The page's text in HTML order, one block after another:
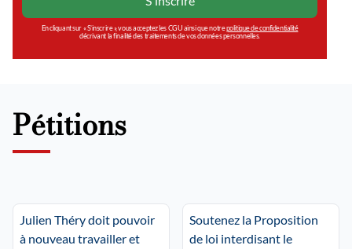
En cliquant sur « S’inscrire », vous acceptez les CGU ainsi que notrepolitique de confidentialité
décrivant la finalité des traitements de vos données personnelles.
Pétitions
Julien Théry doit pouvoir
à nouveau travailler et
Soutenez la Proposition
de loi interdisant le